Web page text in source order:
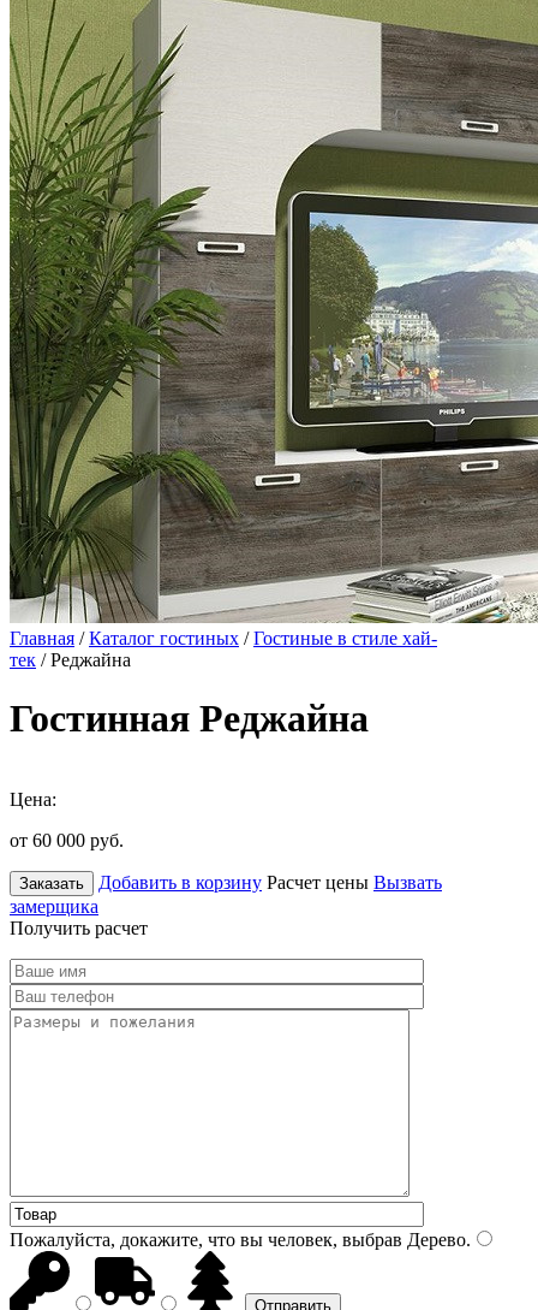
Главная /Каталог гостиных /Гостиные в стиле хай-
тек / Реджайна
Гостинная Реджайна
Цена:
от 60 000 руб.
Заказать Добавить в корзину Расчет цены Вызвать
замерщика
Получить расчет
Пожалуйста, докажите, что вы человек, выбрав Дерево.